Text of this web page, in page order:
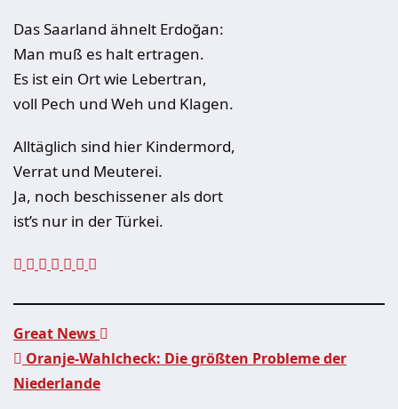
Das Saarland ähnelt Erdoğan:
Man muß es halt ertragen.
Es ist ein Ort wie Lebertran,
voll Pech und Weh und Klagen.
Alltäglich sind hier Kindermord,
Verrat und Meuterei.
Ja, noch beschissener als dort
ist’s nur in der Türkei.
Beitragsnavigation
Great News
Oranje-Wahlcheck: Die größten Probleme der
Niederlande